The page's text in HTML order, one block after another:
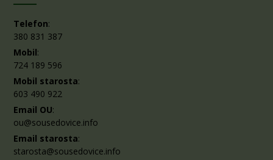
Telefon:
380 831 387
Mobil:
724 189 596
Mobil starosta:
603 490 922
Email OU:
ou@sousedovice.info
Email starosta:
starosta@sousedovice.info